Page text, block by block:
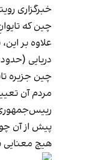
خبرگزاری
چین که
دریایی (حدود ۲۸۰۰ تا ۳۷۰۰ کیلومتر دریایی) از چین را شامل می‌شود.
مردم آن
هیچ معنایی